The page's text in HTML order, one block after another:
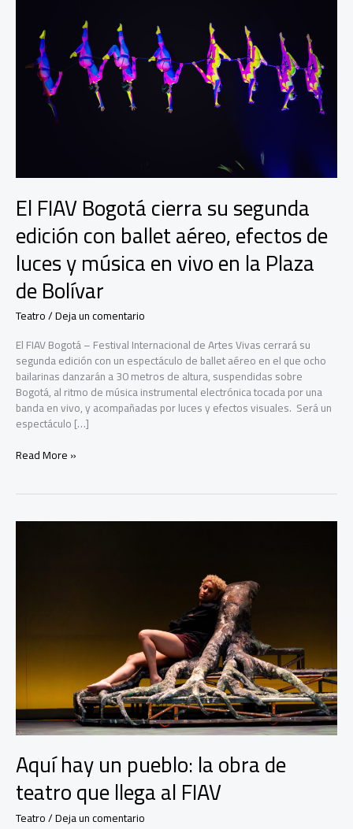
El FIAV Bogotá cierra su segunda
edición con ballet aéreo, efectos de
luces y música en vivo en la Plaza
de Bolívar
Teatro/Deja un comentario
El FIAV Bogotá – Festival Internacional de Artes Vivas cerrará su
segunda edición con un espectáculo de ballet aéreo en el que ocho
bailarinas danzarán a 30 metros de altura, suspendidas sobre
Bogotá, al ritmo de música instrumental electrónica tocada por una
banda en vivo, y acompañadas por luces y efectos visuales. Será un
espectáculo […]
El
su
y
música
en
vivo
en
la
Plaza
de
Bolívar
Read More »
Aquí hay un pueblo: la obra de
teatro que llega al FIAV
Teatro/Deja un comentario